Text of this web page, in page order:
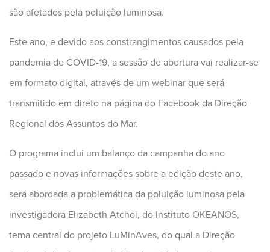
são afetados pela poluição luminosa.
Este ano, e devido aos constrangimentos causados pela
pandemia de COVID-19, a sessão de abertura vai realizar-se
em formato digital, através de um webinar que será
transmitido em direto na página do Facebook da Direção
Regional dos Assuntos do Mar.
O programa inclui um balanço da campanha do ano
passado e novas informações sobre a edição deste ano,
será abordada a problemática da poluição luminosa pela
investigadora Elizabeth Atchoi, do Instituto OKEANOS,
tema central do projeto LuMinAves, do qual a Direção